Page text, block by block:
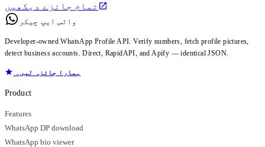
تمام جائزے دیکھیں
واٹس ایپ چیکر
Developer-owned WhatsApp Profile API. Verify numbers, fetch profile pictures,
detect business accounts. Direct, RapidAPI, and Apify — identical JSON.
ہمارا جائزہ لیں۔
Product
Features
WhatsApp DP download
WhatsApp bio viewer